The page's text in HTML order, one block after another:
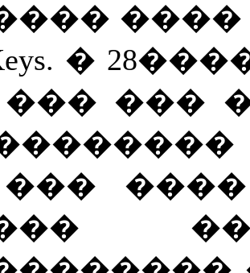
Keys. �
���
���